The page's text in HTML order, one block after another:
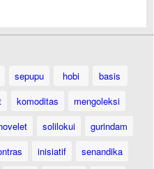
sepupu hobi
basis
komoditas
mengoleksi
solilokui
gurindam
inisiatif
senandika